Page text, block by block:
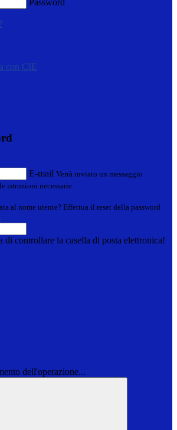
Password
con CIE
E-mail Verrà inviato un messaggio
istruzioni necessarie.
al nome utente? Effettua il reset della password
di controllare la casella di posta elettronica!
dell'operazione...